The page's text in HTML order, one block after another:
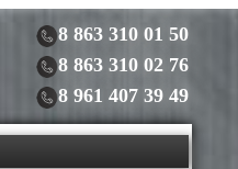
8 863 310 01 50
8 863 310 02 76
8 961 407 39 49